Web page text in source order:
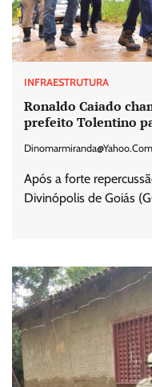
INFRAESTRUTURA
Ronaldo Caiado
prefeito Tolentino
Após a forte
Divinópolis de Goiás